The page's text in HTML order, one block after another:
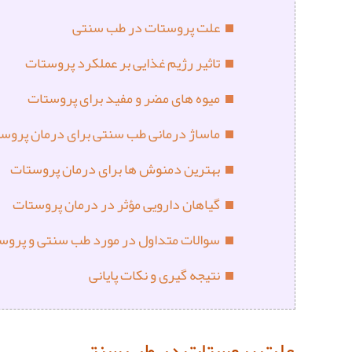
علت پروستات در طب سنتی
تاثیر رژیم غذایی بر عملکرد پروستات
میوه های مضر و مفید برای پروستات
ماساژ درمانی طب سنتی برای درمان
بهترین دمنوش‌ ها برای درمان پروستات
گیاهان دارویی مؤثر در درمان پروستات
سوالات متداول در مورد طب سنتی و
نتیجه‌ گیری و نکات پایانی